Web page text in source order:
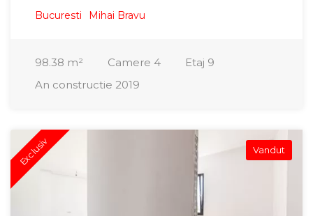
Bucuresti Mihai Bravu
98.38 m² Camere 4 Etaj 9
An constructie 2019
Exclusiv Vandut